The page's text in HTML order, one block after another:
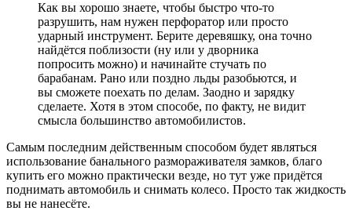
Как вы хорошо знаете, чтобы быстро что-то
разрушить, нам нужен перфоратор или просто
ударный инструмент. Берите деревяшку, она точно
найдётся поблизости (ну или у дворника
попросить можно) и начинайте стучать по
барабанам. Рано или поздно льды разобьются, и
вы сможете поехать по делам. Заодно и зарядку
сделаете. Хотя в этом способе, по факту, не видит
смысла большинство автомобилистов.
Самым последним действенным способом будет являться
использование банального размораживателя замков, благо
купить его можно практически везде, но тут уже придётся
поднимать автомобиль и снимать колесо. Просто так жидкость
вы не нанесёте.